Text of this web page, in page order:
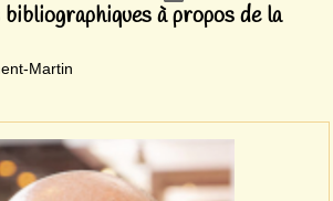
à propos de la
Martin